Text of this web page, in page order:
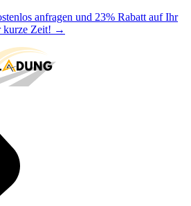
anfragen und 23% Rabatt auf Ihr
kurze Zeit! →